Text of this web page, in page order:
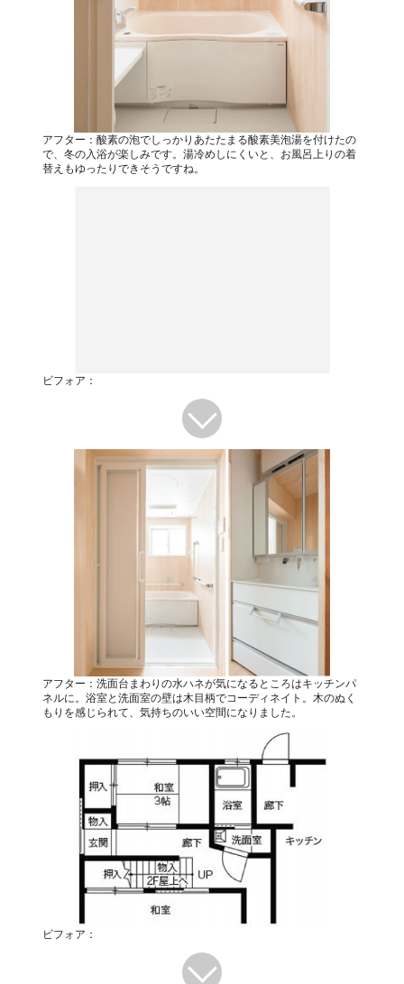
アフター：酸素の泡でしっかりあたたまる酸素美泡湯を付けたの
で、冬の入浴が楽しみです。湯冷めしにくいと、お風呂上りの着
替えもゆったりできそうですね。
ビフォア：
アフター：洗面台まわりの水ハネが気になるところはキッチンパ
ネルに。浴室と洗面室の壁は木目柄でコーディネイト。木のぬく
もりを感じられて、気持ちのいい空間になりました。
ビフォア：